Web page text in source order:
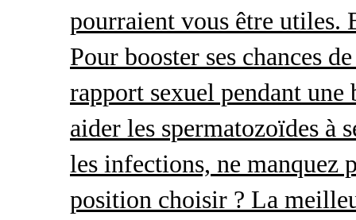
pourraient vous être utiles.
Pour booster ses chances
rapport sexuel pendant
aider les spermatozoïdes à
les infections, ne manquez
position choisir ? La